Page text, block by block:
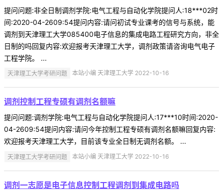
提问问题:非全日制调剂学院:电气工程与自动化学院提问人:18***02时
间:2020-04-2609:54提问内容:请问初试专业课考的信号与系统，能
调剂到天津理工大学085400电子信息的集成电路工程研究方向，非全
日制的吗回复内容:欢迎报考天津理工大学，调剂政策请咨询电气电子
工程学院。 ...
天津理工大学考研问题 本站小编 天津理工大学 2022-10-16
调剂控制工程专硕有调剂名额嘛
提问问题:调剂学院:电气工程与自动化学院提问人:17***10时间:2020-
04-2609:54提问内容:请问今年控制工程专硕有调剂名额嘛回复内容:
欢迎报考天津理工大学，目前该专业全日制无调剂名额。 ...
天津理工大学考研问题 本站小编 天津理工大学 2022-10-16
调剂一志愿是电子信息控制工程调剂到集成电路吗